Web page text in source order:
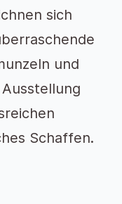
sich
und
Schaffen.